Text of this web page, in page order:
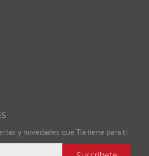
y novedades que Tía tiene para ti.